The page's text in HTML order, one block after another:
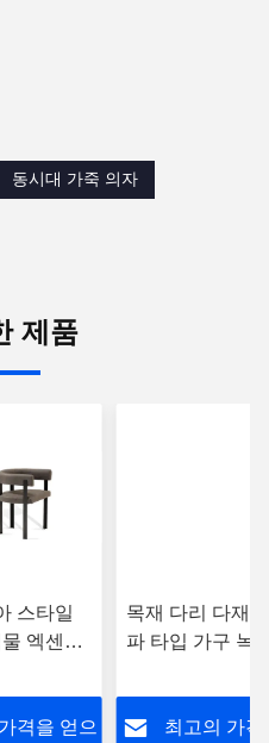
동시대 가죽 의자
제품
스타일
엑센트
격을 얻으
목재 다리 다재
파 타입 가구 녹
최고의 가격